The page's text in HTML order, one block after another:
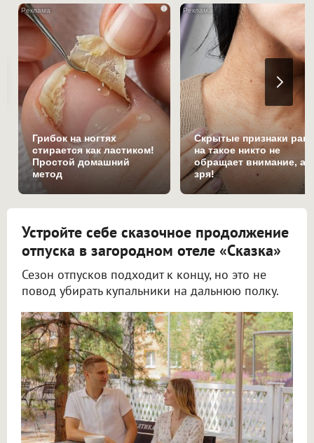
i
Грибок на ногтях
стирается как ластиком!
Простой домашний
метод
Скрытые признаки
на такое никто не
обращает внимание, а
зря!
Устройте себе сказочное продолжение
отпуска в загородном отеле «Сказка»
Сезон отпусков подходит к концу, но это не
повод убирать купальники на дальнюю полку.